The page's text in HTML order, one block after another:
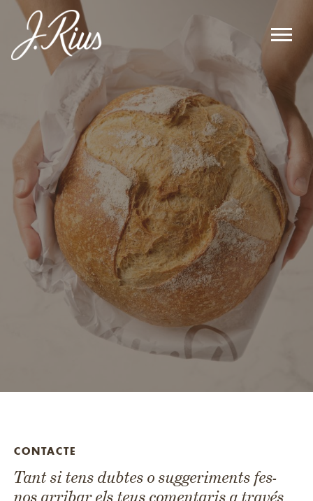
Main Navigation
CONTACTE
Tant si tens dubtes o suggeriments fes-
nos arribar els teus comentaris a través